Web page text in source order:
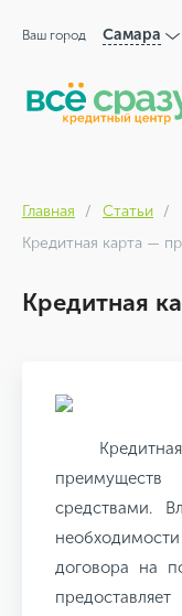
Ваш город Самара
Главная
Статьи
Кредитная карта —
Кредитная
средствами.
договора на